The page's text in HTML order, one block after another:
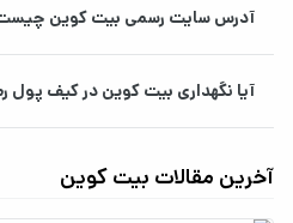
آدرس سایت رسمی بیت کوین
آیا نگهداری بیت کوین در کیف پول
آخرین مقالات بیت کوین